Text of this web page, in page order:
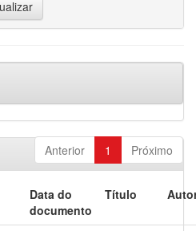
Anterior 1 Próximo
Data do
documento
Título